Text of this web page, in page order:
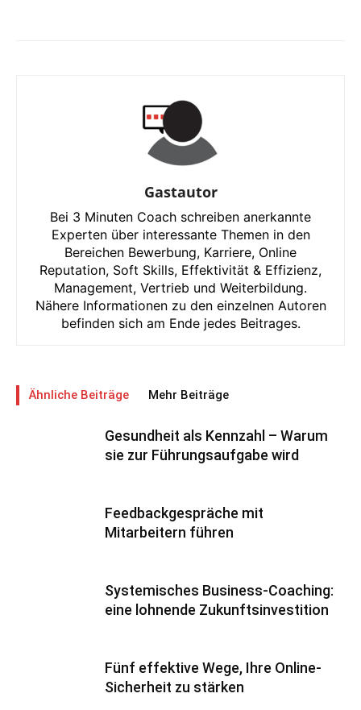
Gastautor
Bei 3 Minuten Coach schreiben anerkannte
Experten über interessante Themen in den
Bereichen Bewerbung, Karriere, Online
Reputation, Soft Skills, Effektivität & Effizienz,
Management, Vertrieb und Weiterbildung.
Nähere Informationen zu den einzelnen Autoren
befinden sich am Ende jedes Beitrages.
Ähnliche Beiträge Mehr Beiträge
Gesundheit als Kennzahl – Warum
sie zur Führungsaufgabe wird
Feedbackgespräche mit
Mitarbeitern führen
Systemisches Business-Coaching:
eine lohnende Zukunftsinvestition
Fünf effektive Wege, Ihre Online-
Sicherheit zu stärken